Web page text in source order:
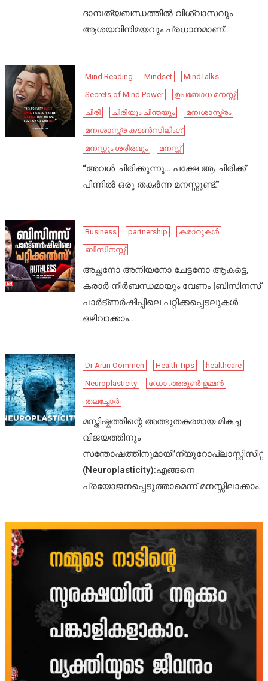
ദാമ്പത്യബന്ധത്തിൽ വിശ്വാസവും
ആശയവിനിമയവും പ്രധാനമാണ്.
Mind Reading Mindset
MindTalks
Secrets of Mind Power
ഉപബോധ മനസ്സ്
ചിരി
ചിരിയും ചിന്തയും
മനഃശാസ്ത്രം
മനഃശാസ്ത്ര കൗൺസിലിംഗ്
മനസ്സും ശരീരവും
മനസ്സ്
“അവൾ ചിരിക്കുന്നു… പക്ഷേ ആ ചിരിക്ക്
പിന്നിൽ ഒരു തകർന്ന മനസ്സുണ്ട്.”
Business partnership
കരാറുകൾ
ബിസിനസ്സ്
അച്ഛനോ അനിയനോ ചേട്ടനോ ആകട്ടെ,
കരാർ നിർബന്ധമായും വേണം |ബിസിനസ്
പാർട്ണർഷിപ്പിലെ പറ്റിക്കപ്പെടലുകൾ
ഒഴിവാക്കാം..
Dr Arun Oommen Health Tips
healthcare
Neuroplasticity
ഡോ .അരുൺ ഉമ്മൻ
തലച്ചോർ
മസ്തിഷ്കത്തിന്റെ അത്ഭുതകരമായ മികച്ച
വിജയത്തിനും
സന്തോഷത്തിനുമായി’ന്യൂറോപ്ലാസ്റ്റിസിറ്റി’
(Neuroplasticity):എങ്ങനെ
പ്രയോജനപ്പെടുത്താമെന്ന് മനസ്സിലാക്കാം.